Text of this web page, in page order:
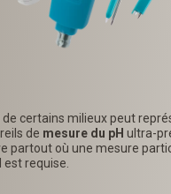
de certains milieux peut
de mesure du pH ultra-
partout où une mesure
est requise.